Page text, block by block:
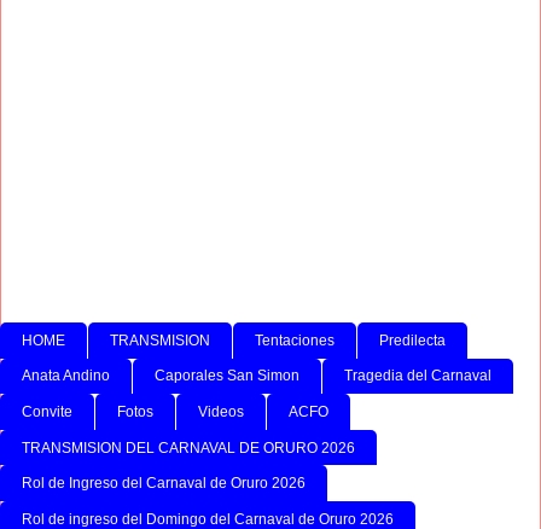
HOME TRANSMISION Tentaciones Predilecta
Anata Andino Caporales San Simon Tragedia del Carnaval
Convite Fotos Videos ACFO
TRANSMISION DEL CARNAVAL DE ORURO 2026
Rol de Ingreso del Carnaval de Oruro 2026
Rol de ingreso del Domingo del Carnaval de Oruro 2026